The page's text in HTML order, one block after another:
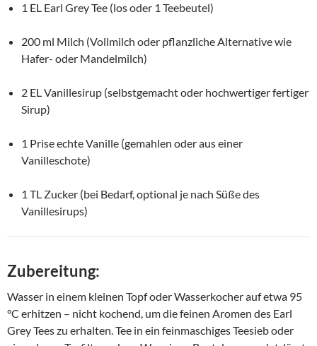
1 EL Earl Grey Tee (los oder 1 Teebeutel)
200 ml Milch (Vollmilch oder pflanzliche Alternative wie
Hafer- oder Mandelmilch)
2 EL Vanillesirup (selbstgemacht oder hochwertiger fertiger
Sirup)
1 Prise echte Vanille (gemahlen oder aus einer
Vanilleschote)
1 TL Zucker (bei Bedarf, optional je nach Süße des
Vanillesirups)
Zubereitung:
Wasser in einem kleinen Topf oder Wasserkocher auf etwa 95
°C erhitzen – nicht kochend, um die feinen Aromen des Earl
Grey Tees zu erhalten. Tee in ein feinmaschiges Teesieb oder